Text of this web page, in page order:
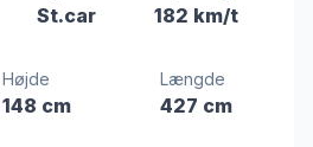
St.car 182 km/t
Højde
148 cm
Længde
427 cm